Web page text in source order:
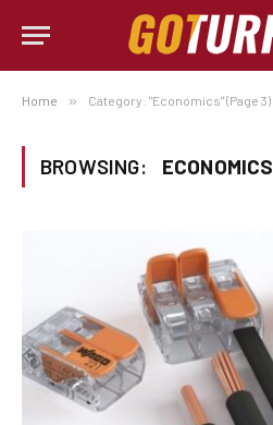
Home » Category: "Economics" (Page 3)
BROWSING: ECONOMICS